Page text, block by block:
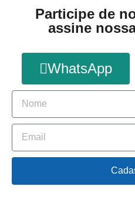
Participe de
assine
WhatsApp